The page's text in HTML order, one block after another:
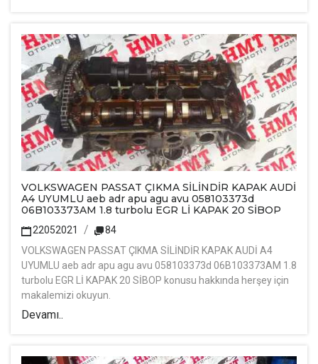
VOLKSWAGEN PASSAT ÇIKMA SİLİNDİR KAPAK AUDİ
A4 UYUMLU aeb adr apu agu avu 058103373d
06B103373AM 1.8 turbolu EGR Lİ KAPAK 20 SİBOP
22052021
84
VOLKSWAGEN PASSAT ÇIKMA SİLİNDİR KAPAK AUDİ A4
UYUMLU aeb adr apu agu avu 058103373d 06B103373AM 1.8
turbolu EGR Lİ KAPAK 20 SİBOP konusu hakkında herşey için
makalemizi okuyun.
Devamı..